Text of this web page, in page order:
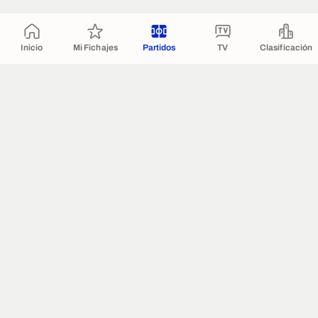
Inicio Mi Fichajes Partidos TV Clasificación